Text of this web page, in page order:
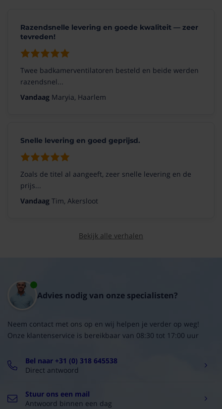
Razendsnelle levering en goede kwaliteit — zeer
tevreden!
Twee badkamerventilatoren besteld en beide werden
razendsnel...
Vandaag Maryia, Haarlem
Snelle levering en goed geprijsd.
Zoals de titel al aangeeft, zeer snelle levering en de
prijs...
Vandaag Tim, Akersloot
Bekijk alle verhalen
Advies nodig van onze specialisten?
Neem contact met ons op en wij helpen je verder op weg!
Onze klantenservice is bereikbaar van 08:30 tot 17:00 uur
Bel naar +31 (0) 318 645538
Direct antwoord
Stuur ons een mail
Antwoord binnen een dag